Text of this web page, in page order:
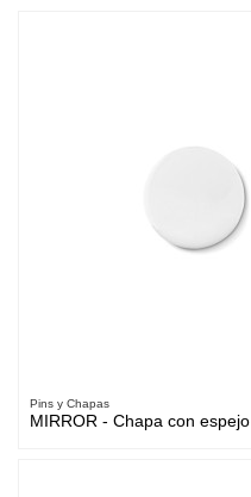
Pins y Chapas
MIRROR - Chapa con espejo